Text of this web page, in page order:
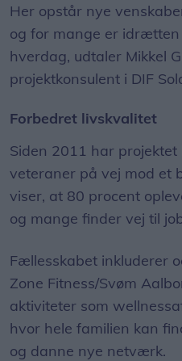
Her opstår nye
og for mange er
hverdag, udtaler Mikkel
projektkonsulent i DIF
Forbedret livskvalitet
Siden 2011 har
veteraner på vej mod et
viser, at 80 procent
og mange finder vej til
Fællesskabet inkluderer
Zone Fitness/Svøm
aktiviteter som
hvor hele familien kan
og danne nye netværk.